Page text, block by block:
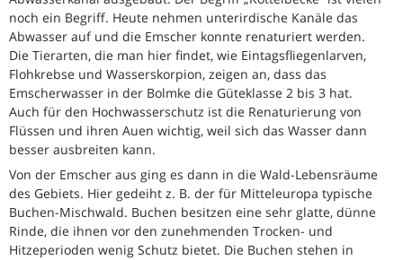
noch ein Begriff. Heute nehmen unterirdische Kanäle das
Abwasser auf und die Emscher konnte renaturiert werden.
Die Tierarten, die man hier findet, wie Eintagsfliegenlarven,
Flohkrebse und Wasserskorpion, zeigen an, dass das
Emscherwasser in der Bolmke die Güteklasse 2 bis 3 hat.
Auch für den Hochwasserschutz ist die Renaturierung von
Flüssen und ihren Auen wichtig, weil sich das Wasser dann
besser ausbreiten kann.
Von der Emscher aus ging es dann in die Wald-Lebensräume
des Gebiets. Hier gedeiht z. B. der für Mitteleuropa typische
Buchen-Mischwald. Buchen besitzen eine sehr glatte, dünne
Rinde, die ihnen vor den zunehmenden Trocken- und
Hitzeperioden wenig Schutz bietet. Die Buchen stehen in